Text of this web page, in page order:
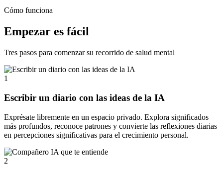
Cómo funciona
Empezar es fácil
Tres pasos para comenzar su recorrido de salud mental
1
Escribir un diario con las ideas de la IA
Exprésate libremente en un espacio privado. Explora significados
más profundos, reconoce patrones y convierte las reflexiones diarias
en percepciones significativas para el crecimiento personal.
2